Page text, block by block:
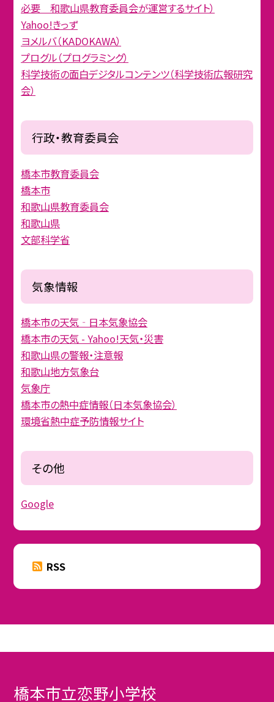
必要 和歌山県教育委員会が運営するサイト）
Yahoo!きっず
ヨメルバ（KADOKAWA）
プログル（プログラミング）
科学技術の面白デジタルコンテンツ（科学技術広報研究
会）
行政・教育委員会
橋本市教育委員会
橋本市
和歌山県教育委員会
和歌山県
文部科学省
気象情報
橋本市の天気‐日本気象協会
橋本市の天気 - Yahoo!天気・災害
和歌山県の警報・注意報
和歌山地方気象台
気象庁
橋本市の熱中症情報（日本気象協会）
環境省熱中症予防情報サイト
その他
Google
RSS
橋本市立恋野小学校